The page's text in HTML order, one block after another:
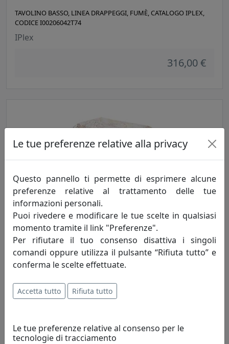
TAVOLINO BASSO, LINEA DRAPPEGGI, FUMÈ, CATALOGO IPLEX,
CODICE I00206042T74
IPlex
316,00 €
TAVOLINO BASSO, LINEA DRAPPEGGI, MULTICOLOR, CATALOGO
IPLEX, CODICE I00206042T77
IPlex
316,00 €
Le tue preferenze relative alla privacy
Questo pannello ti permette di esprimere alcune
preferenze relative al trattamento delle tue
informazioni personali.
Puoi rivedere e modificare le tue scelte in qualsiasi
momento tramite il link "Preferenze".
Per rifiutare il tuo consenso disattiva i singoli
comandi oppure utilizza il pulsante “Rifiuta tutto” e
conferma le scelte effettuate.
Accetta tutto Rifiuta tutto
Le tue preferenze relative al consenso per le
tecnologie di tracciamento